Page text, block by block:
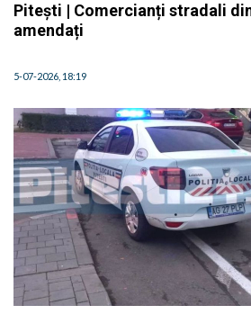
Pitești | Comercianți stradali
amendați
5-07-2026, 18:19